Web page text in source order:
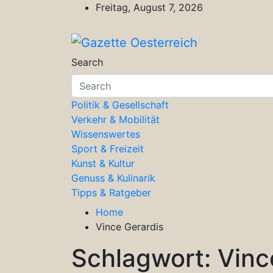
Freitag, August 7, 2026
Gazette Oesterreich
Magazin für Freizeit, Politik, Kultur
Search
Politik & Gesellschaft
Verkehr & Mobilität
Wissenswertes
Sport & Freizeit
Kunst & Kultur
Genuss & Kulinarik
Tipps & Ratgeber
Home
Vince Gerardis
Schlagwort: